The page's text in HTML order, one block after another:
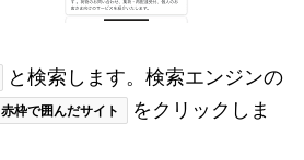
と検索します。検索エンジンの
赤枠で囲んだサイト
をクリックしま